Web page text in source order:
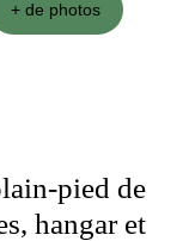
+ de photos
pied de
hangar et